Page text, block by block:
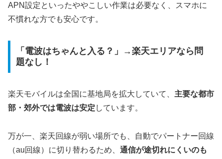
APN設定といったややこしい作業は必要なく、スマホに
不慣れな方でも安心です。
「電波はちゃんと入る？」→楽天エリアなら問
題なし！
楽天モバイルは全国に基地局を拡大していて、 主要な都市
部・郊外では電波は安定 しています。
万が一、楽天回線が弱い場所でも、自動でパートナー回線
（au回線）に切り替わるため、 通信が途切れにくいのも